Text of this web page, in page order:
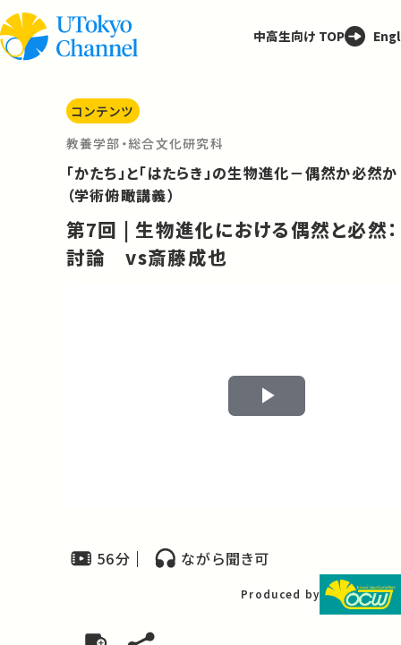
中高生向け TOP
コンテンツ
教養学部・総合文化研究科
「かたち」と「はたらき」の生物進化－偶然か必然か
（学術俯瞰講義）
第7回 | 生物進化における偶然と必然：
討論 vs斎藤成也
Play
56分 ながら聞き可
Produced by